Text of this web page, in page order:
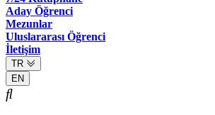
Aday Öğrenci
Mezunlar
Uluslararası Öğrenci
İletişim
TR
EN